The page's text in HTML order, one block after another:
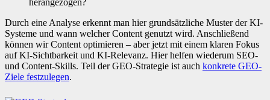
Durch eine Analyse erkennt man hier grundsätzliche Muster der KI-
Systeme und wann welcher Content genutzt wird. Anschließend
können wir Content optimieren – aber jetzt mit einem klaren Fokus
auf KI-Sichtbarkeit und KI-Relevanz. Hier helfen wiederum SEO-
und Content-Skills. Teil der GEO-Strategie ist auch konkrete GEO-
Ziele festzulegen.